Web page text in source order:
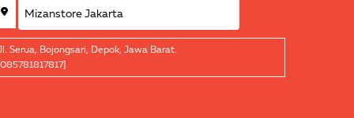
Serua, Bojongsari, Depok, Jawa Barat.
[085781817817]